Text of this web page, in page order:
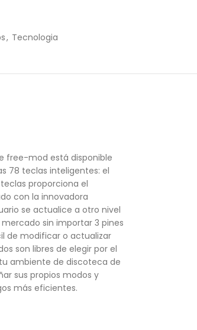
, Tecnologia
free-mod está disponible
78 teclas inteligentes: el
proporciona el
con la innovadora
se actualice a otro nivel
sin importar 3 pines
de modificar o actualizar
son libres de elegir por el
ambiente de discoteca de
sus propios modos y
más eficientes.